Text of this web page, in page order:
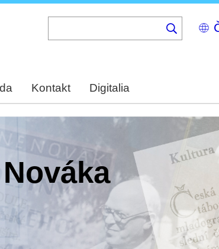
Select
your
Kontakt Digitalia